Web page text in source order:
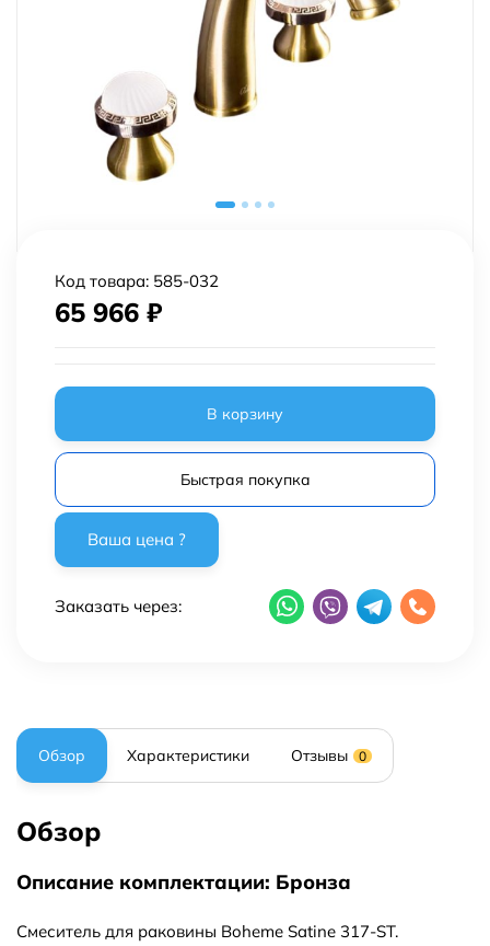
Код товара: 585-032
65 966 ₽
В корзину
Быстрая покупка
Заказать через:
Обзор Характеристики Отзывы 0
Обзор
Описание комплектации: Бронза
Смеситель для раковины Boheme Satine 317-ST.